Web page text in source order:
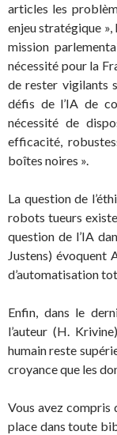
articles les
enjeu stratégique »,
mission
nécessité pour la
de rester vigilants
défis de l’IA de
nécessité de
efficacité,
boîtes noires ».
La question de
robots tueurs
question de l’IA
Justens) évoquent
d’automatisation
Enfin, dans le
l’auteur (H.
humain reste
croyance que les
Vous avez compris
place dans toute